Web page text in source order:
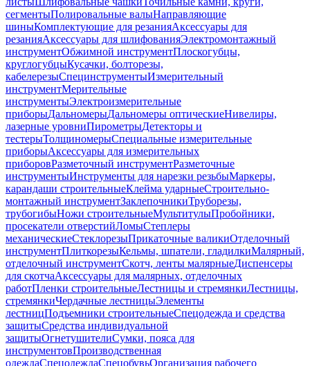
сегментыПолировальные валыНаправляющие
шиныКомплектующие для резанияАксессуары для
резанияАксессуары для шлифованияЭлектромонтажный
инструментОбжимной инструментПлоскогубцы,
круглогубцыКусачки, болторезы,
кабелерезыСпецинструментыИзмерительный
инструментМерительные
инструментыЭлектроизмерительные
приборыДальномерыДальномеры оптическиеНивелиры,
лазерные уровниПирометрыДетекторы и
тестерыТолщиномерыСпециальные измерительные
приборыАксессуары для измерительных
приборовРазметочный инструментРазметочные
инструментыИнструменты для нарезки резьбыМаркеры,
карандаши строительныеКлейма ударныеСтроительно-
монтажный инструментЗаклепочникиТруборезы,
трубогибыНожи строительныеМультитулыПробойники,
просекатели отверстийЛомыСтеплеры
механическиеСтеклорезыПрикаточные валикиОтделочный
инструментПлиткорезыКельмы, шпатели, гладилкиМалярный,
отделочный инструментСкотч, ленты малярныеДиспенсеры
для скотчаАксессуары для малярных, отделочных
работПленки строительныеЛестницы и стремянкиЛестницы,
стремянкиЧердачные лестницыЭлементы
лестницПодъемники строительныеСпецодежда и средства
защитыСредства индивидуальной
защитыОгнетушителиСумки, пояса для
инструментовПроизводственная
одеждаСпецодеждаСпецобувьОрганизация рабочего